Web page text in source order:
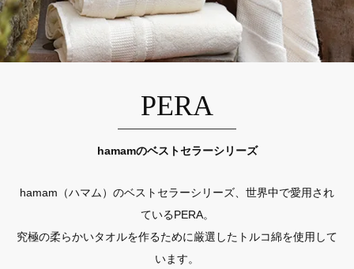
PERA
hamamのベストセラーシリーズ
hamam（ハマム）のベストセラーシリーズ、世界中で愛用され
ているPERA。
究極の柔らかいタオルを作るために厳選したトルコ綿を使用して
います。